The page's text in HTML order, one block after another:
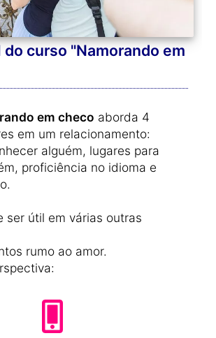
curso "Namorando em
em checo aborda 4
em um relacionamento:
alguém, lugares para
proficiência no idioma e
ser útil em várias outras
rumo ao amor.